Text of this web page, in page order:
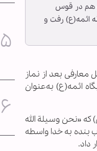
هم در قوس
ائمه(ع) رفت و
بعد از نماز
ائمه(ع) به‌عنوان
فاطمه زهرا(س) که «نحن وسیلة الله
به خدا واسطه
داد.